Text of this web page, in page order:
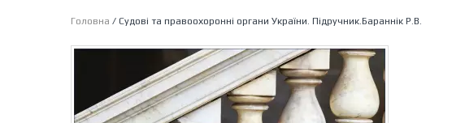
Головна / Судові та правоохоронні органи України. Підручник.Бараннік Р.В.